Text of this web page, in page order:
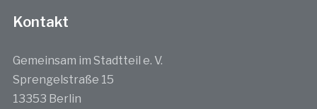
Kontakt
Gemeinsam im Stadtteil e. V.
Sprengelstraße 15
13353 Berlin